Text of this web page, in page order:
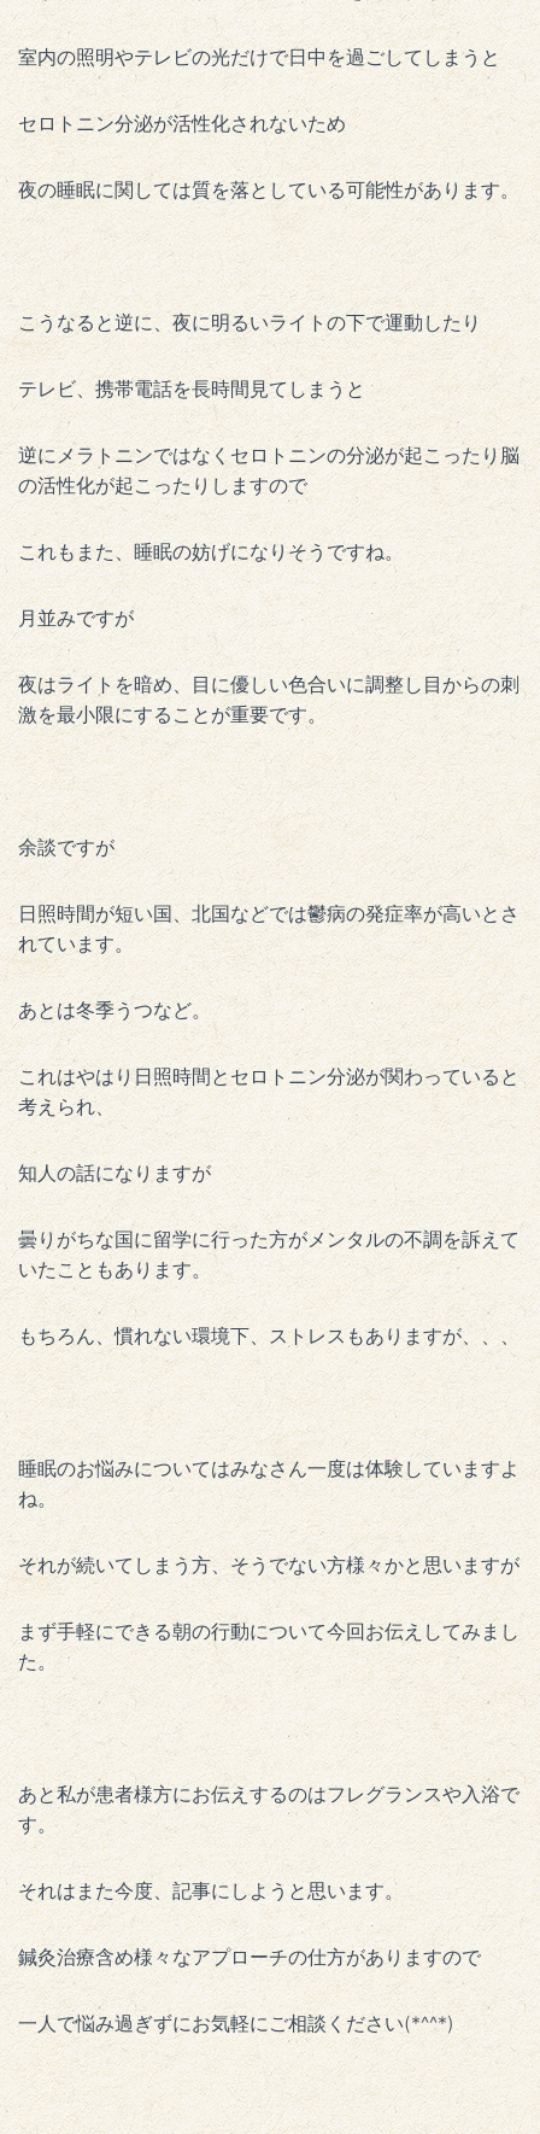
室内の照明やテレビの光だけで日中を過ごしてしまうと
セロトニン分泌が活性化されないため
夜の睡眠に関しては質を落としている可能性があります。
こうなると逆に、夜に明るいライトの下で運動したり
テレビ、携帯電話を長時間見てしまうと
逆にメラトニンではなくセロトニンの分泌が起こったり脳
の活性化が起こったりしますので
これもまた、睡眠の妨げになりそうですね。
月並みですが
夜はライトを暗め、目に優しい色合いに調整し目からの刺
激を最小限にすることが重要です。
余談ですが
日照時間が短い国、北国などでは鬱病の発症率が高いとさ
れています。
あとは冬季うつなど。
これはやはり日照時間とセロトニン分泌が関わっていると
考えられ、
知人の話になりますが
曇りがちな国に留学に行った方がメンタルの不調を訴えて
いたこともあります。
もちろん、慣れない環境下、ストレスもありますが、、、
睡眠のお悩みについてはみなさん一度は体験していますよ
ね。
それが続いてしまう方、そうでない方様々かと思いますが
まず手軽にできる朝の行動について今回お伝えしてみまし
た。
あと私が患者様方にお伝えするのはフレグランスや入浴で
す。
それはまた今度、記事にしようと思います。
鍼灸治療含め様々なアプローチの仕方がありますので
一人で悩み過ぎずにお気軽にご相談ください(*^^*)